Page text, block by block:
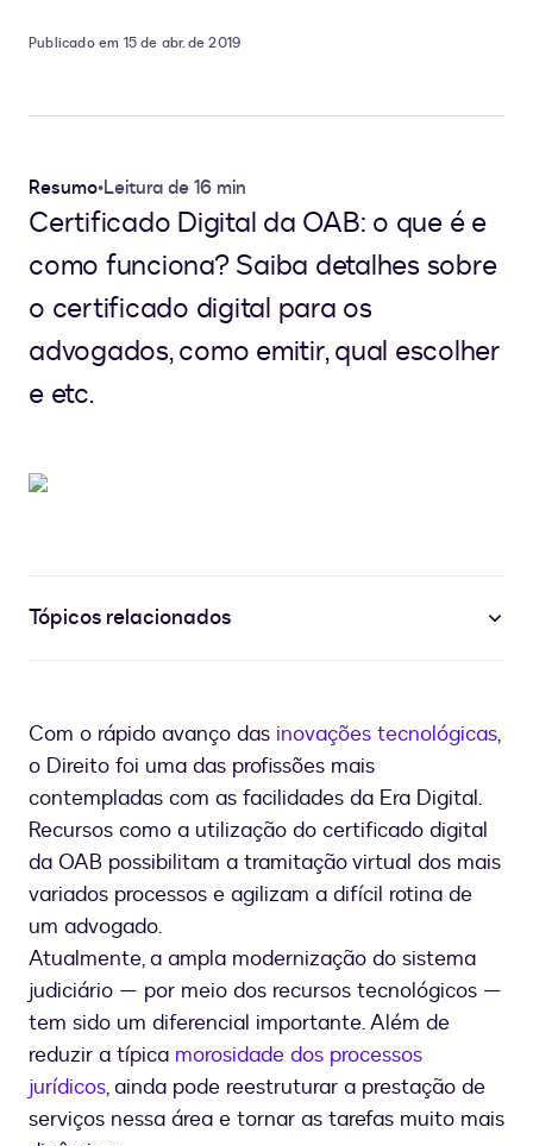
Publicado em 15 de abr. de 2019
Resumo•Leitura de 16 min
Certificado Digital da OAB: o que é e
como funciona? Saiba detalhes sobre
o certificado digital para os
advogados, como emitir, qual escolher
e etc.
Tópicos relacionados
Com o rápido avanço das inovações tecnológicas,
o Direito foi uma das profissões mais
contempladas com as facilidades da Era Digital.
Recursos como a utilização do certificado digital
da OAB possibilitam a tramitação virtual dos mais
variados processos e agilizam a difícil rotina de
um advogado.
Atualmente, a ampla modernização do sistema
judiciário — por meio dos recursos tecnológicos —
tem sido um diferencial importante. Além de
reduzir a típica morosidade dos processos
jurídicos, ainda pode reestruturar a prestação de
serviços nessa área e tornar as tarefas muito mais